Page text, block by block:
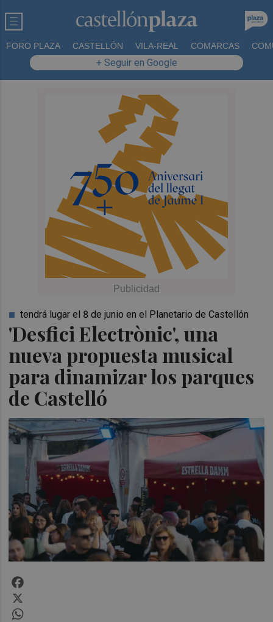
FORO PLAZA CASTELLÓN VILA-REAL COMARCAS
+ Seguir en Google
'Desfici Electrònic', una
nueva propuesta musical
para dinamizar los parques
de Castelló
tendrá lugar el 8 de junio en el Planetario de Castellón